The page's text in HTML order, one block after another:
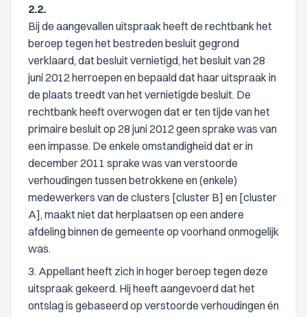
2.2.
Bij de aangevallen uitspraak heeft de rechtbank het
beroep tegen het bestreden besluit gegrond
verklaard, dat besluit vernietigd, het besluit van 28
juni 2012 herroepen en bepaald dat haar uitspraak in
de plaats treedt van het vernietigde besluit. De
rechtbank heeft overwogen dat er ten tijde van het
primaire besluit op 28 juni 2012 geen sprake was van
een impasse. De enkele omstandigheid dat er in
december 2011 sprake was van verstoorde
verhoudingen tussen betrokkene en (enkele)
medewerkers van de clusters [cluster B] en [cluster
A], maakt niet dat herplaatsen op een andere
afdeling binnen de gemeente op voorhand onmogelijk
was.
3. Appellant heeft zich in hoger beroep tegen deze
uitspraak gekeerd. Hij heeft aangevoerd dat het
ontslag is gebaseerd op verstoorde verhoudingen én